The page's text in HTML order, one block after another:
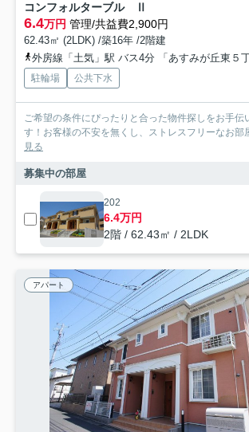
コンフォルターブル Ⅱ
6.4万円 管理/共益費2,900円
62.43㎡ (2LDK) /築16年 /2階建
外房線「土気」駅 バス4分 「あすみが丘東５
駐輪場 公共下水
ご希望の条件にぴったりと合った物件探しをお手伝
す！お客様の不安を無くし、ストレスフリーなお部
見る
募集中の部屋
202
6.4万円
2階 / 62.43㎡ / 2LDK
アパート